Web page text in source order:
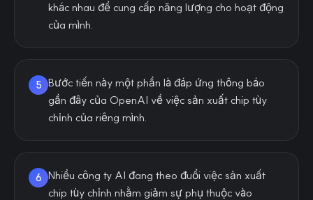
khác nhau để cung cấp năng lượng cho hoạt động
của mình.
5 Bước tiến này một phần là đáp ứng thông báo
gần đây của OpenAI về việc sản xuất chip tùy
chỉnh của riêng mình.
6 Nhiều công ty AI đang theo đuổi việc sản xuất
chip tùy chỉnh nhằm giảm sự phụ thuộc vào